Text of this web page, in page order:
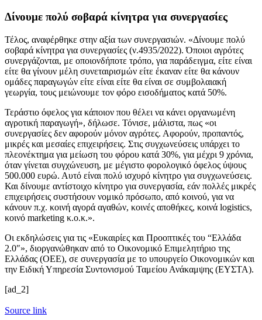
Δίνουμε πολύ σοβαρά κίνητρα για συνεργασίες
Τέλος, αναφέρθηκε στην αξία των συνεργασιών. «Δίνουμε πολύ
σοβαρά κίνητρα για συνεργασίες (ν.4935/2022). Όποιοι αγρότες
συνεργάζονται, με οποιονδήποτε τρόπο, για παράδειγμα, είτε είναι
είτε θα γίνουν μέλη συνεταιρισμών είτε έκαναν είτε θα κάνουν
ομάδες παραγωγών είτε είναι είτε θα είναι σε συμβολαιακή
γεωργία, τους μειώνουμε τον φόρο εισοδήματος κατά 50%.
Τεράστιο όφελος για κάποιον που θέλει να κάνει οργανωμένη
αγροτική παραγωγή», δήλωσε. Τόνισε, μάλιστα, πως «οι
συνεργασίες δεν αφορούν μόνον αγρότες. Αφορούν, προπαντός,
μικρές και μεσαίες επιχειρήσεις. Στις συγχωνεύσεις υπάρχει το
πλεονέκτημα για μείωση του φόρου κατά 30%, για μέχρι 9 χρόνια,
όταν γίνεται συγχώνευση, με μέγιστο φορολογικό όφελος ύψους
500.000 ευρώ. Αυτό είναι πολύ ισχυρό κίνητρο για συγχωνεύσεις.
Και δίνουμε αντίστοιχο κίνητρο για συνεργασία, εάν πολλές μικρές
επιχειρήσεις συστήσουν νομικό πρόσωπο, από κοινού, για να
κάνουν π.χ. κοινή αγορά αγαθών, κοινές αποθήκες, κοινά logistics,
κοινό marketing κ.ο.κ.».
Οι εκδηλώσεις για τις «Ευκαιρίες και Προοπτικές του “Ελλάδα
2.0″», διοργανώθηκαν από το Οικονομικό Επιμελητήριο της
Ελλάδας (ΟΕΕ), σε συνεργασία με το υπουργείο Οικονομικών και
την Ειδική Υπηρεσία Συντονισμού Ταμείου Ανάκαμψης (ΕΥΣΤΑ).
[ad_2]
Source link